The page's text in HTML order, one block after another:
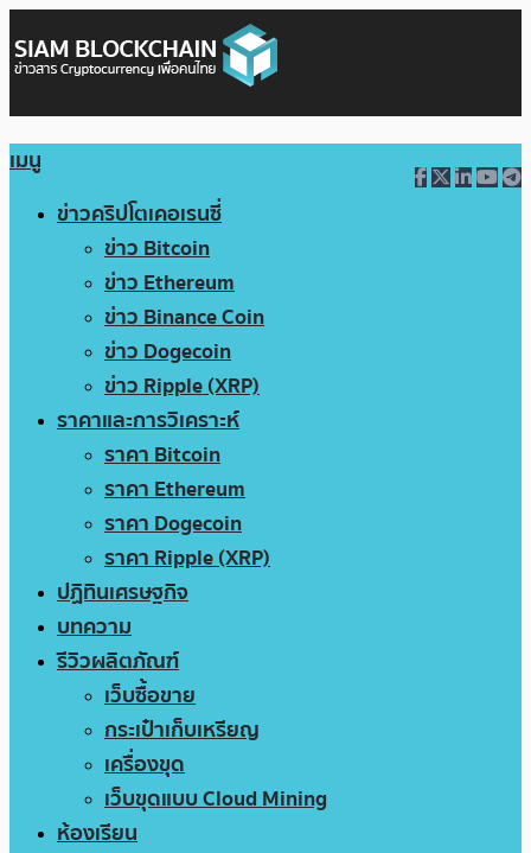
เมนู
ข่าวคริปโตเคอเรนซี่
ข่าว Bitcoin
ข่าว Ethereum
ข่าว Binance Coin
ข่าว Dogecoin
ข่าว Ripple (XRP)
ราคาและการวิเคราะห์
ราคา Bitcoin
ราคา Ethereum
ราคา Dogecoin
ราคา Ripple (XRP)
ปฏิทินเศรษฐกิจ
บทความ
รีวิวผลิตภัณฑ์
เว็บซื้อขาย
กระเป๋าเก็บเหรียญ
เครื่องขุด
เว็บขุดแบบ Cloud Mining
ห้องเรียน